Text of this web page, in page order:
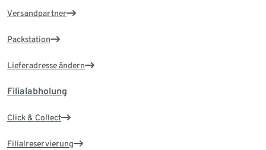
Versandpartner
Packstation
Lieferadresse ändern
Filialabholung
Click & Collect
Filialreservierung